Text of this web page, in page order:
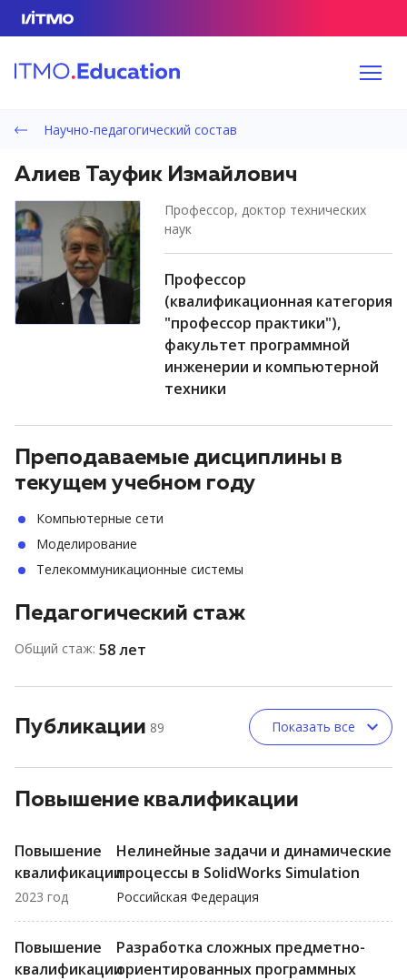
Научно-педагогический состав
Алиев Тауфик Измайлович
профессор, доктор технических
наук
профессор
(квалификационная категория
"профессор практики"),
факультет программной
инженерии и компьютерной
техники
Преподаваемые дисциплины в
текущем учебном году
Компьютерные сети
Моделирование
Телекоммуникационные системы
Педагогический стаж
Общий стаж: 58 лет
Публикации 89 Показать все
Повышение квалификации
Повышение
квалификации
2023 год
Нелинейные задачи и динамические
процессы в SolidWorks Simulation
Российская Федерация
Повышение
квалификации
Разработка сложных предметно-
ориентированных программных